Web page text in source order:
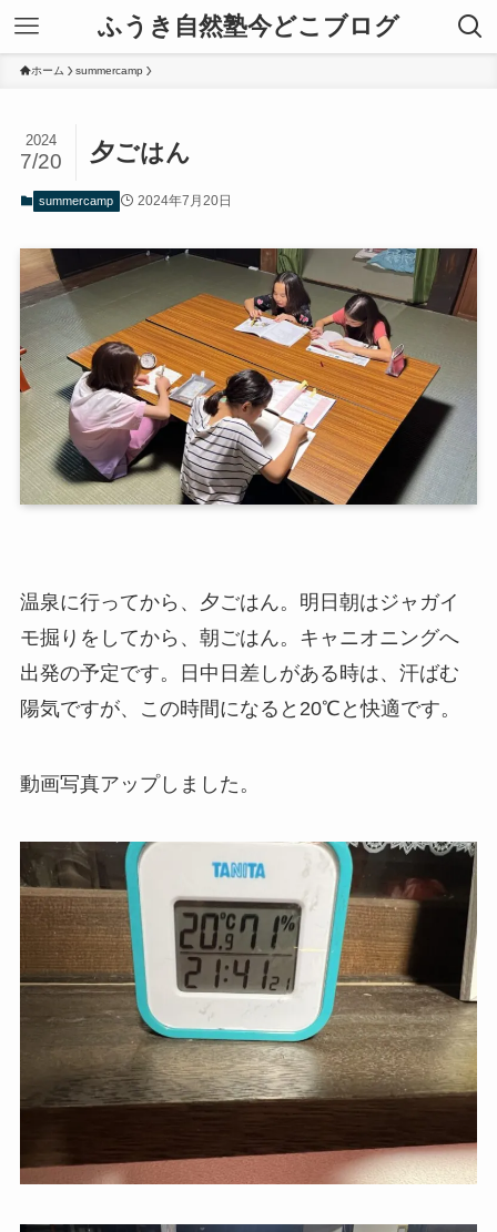
ふうき自然塾今どこブログ
ホーム summercamp
夕ごはん
2024
7/20
summercamp 2024年7月20日
温泉に行ってから、夕ごはん。明日朝はジャガイ
モ掘りをしてから、朝ごはん。キャニオニングへ
出発の予定です。日中日差しがある時は、汗ばむ
陽気ですが、この時間になると20℃と快適です。
動画写真アップしました。